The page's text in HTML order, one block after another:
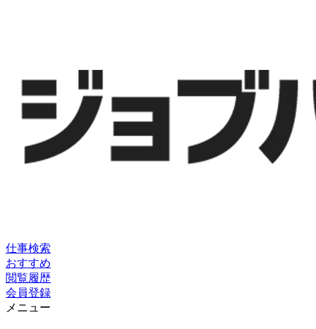
仕事検索
おすすめ
閲覧履歴
会員登録
メニュー